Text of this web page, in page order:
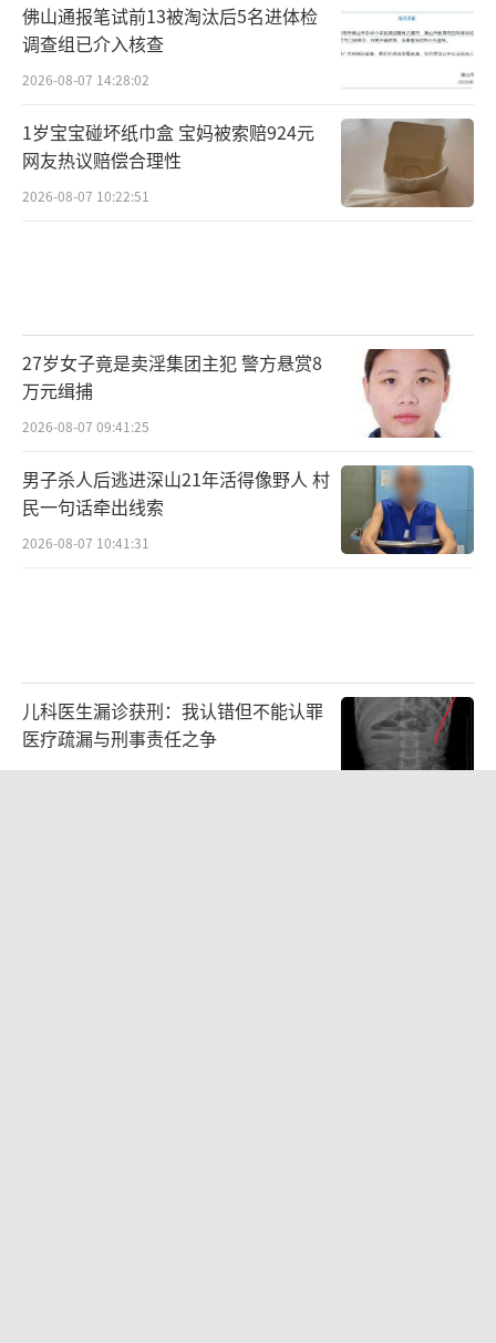
佛山通报笔试前13被淘汰后5名进体检
调查组已介入核查
2026-08-07 14:28:02
1岁宝宝碰坏纸巾盒 宝妈被索赔924元
网友热议赔偿合理性
2026-08-07 10:22:51
27岁女子竟是卖淫集团主犯 警方悬赏8
万元缉捕
2026-08-07 09:41:25
男子杀人后逃进深山21年活得像野人 村
民一句话牵出线索
2026-08-07 10:41:31
儿科医生漏诊获刑：我认错但不能认罪
医疗疏漏与刑事责任之争
2026-08-06 13:45:15